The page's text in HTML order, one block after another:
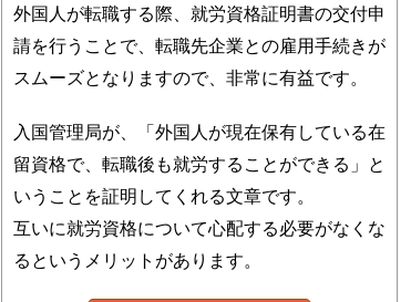
外国人が転職する際、就労資格証明書の交付申
請を行うことで、転職先企業との雇用手続きが
スムーズとなりますので、非常に有益です。
入国管理局が、「外国人が現在保有している在
留資格で、転職後も就労することができる」と
いうことを証明してくれる文章です。
互いに就労資格について心配する必要がなくな
るというメリットがあります。